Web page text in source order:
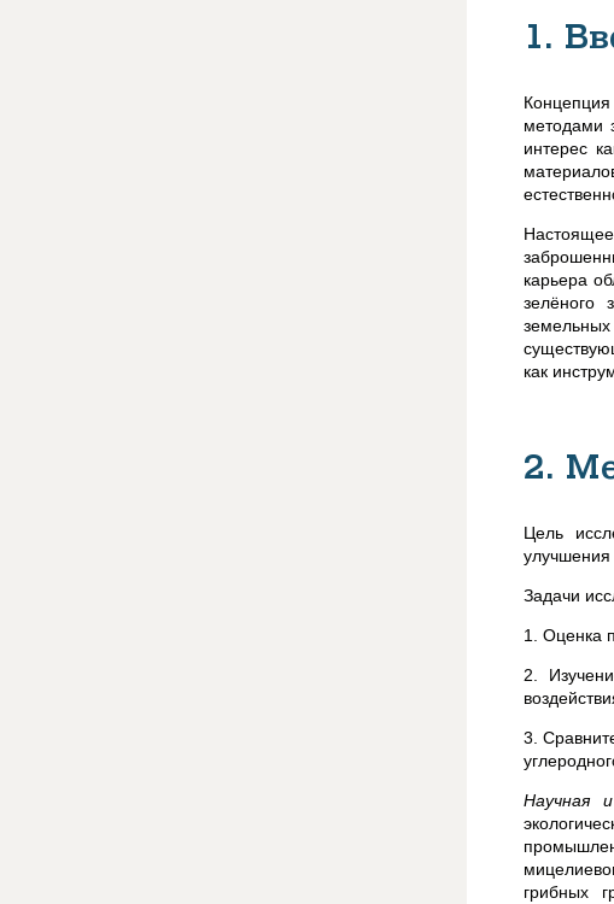
1.
методами
интерес
карьера
зелёного
как
2.
Цель
улучшения
Задачи
1. Оценка
2.
3.
Научная
грибных